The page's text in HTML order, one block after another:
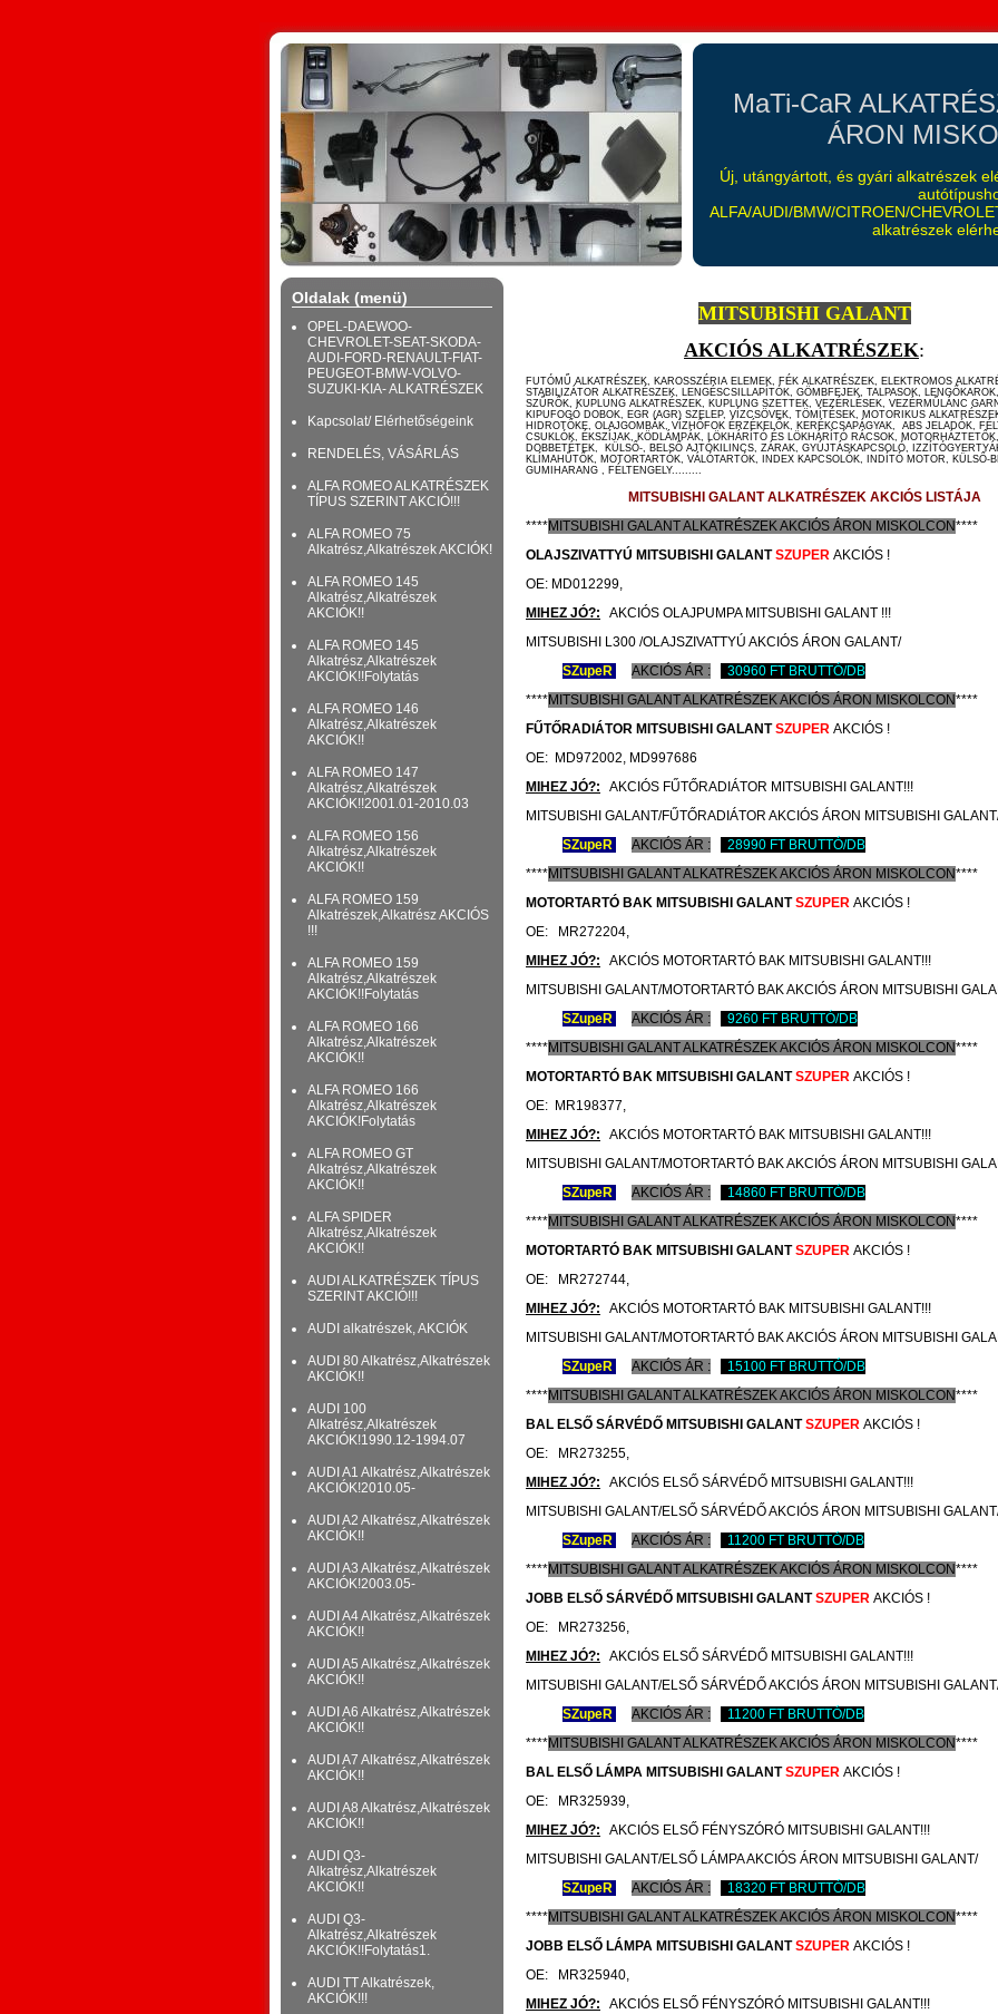
MaTi-CaR
ÁRON
Új, utángyártott, és gyári alkatrészek
ALFA/AUDI/BMW/CITROEN/
alkatrészek
Oldalak (menü)
OPEL-DAEWOO-
CHEVROLET-SEAT-SKODA-
AUDI-FORD-RENAULT-FIAT-
PEUGEOT-BMW-VOLVO-
SUZUKI-KIA- ALKATRÉSZEK
Kapcsolat/ Elérhetőségeink
RENDELÉS, VÁSÁRLÁS
ALFA ROMEO ALKATRÉSZEK
TÍPUS SZERINT AKCIÓ!!!
ALFA ROMEO 75
Alkatrész,Alkatrészek AKCIÓK!
ALFA ROMEO 145
Alkatrész,Alkatrészek
AKCIÓK!!
ALFA ROMEO 145
Alkatrész,Alkatrészek
AKCIÓK!!Folytatás
ALFA ROMEO 146
Alkatrész,Alkatrészek
AKCIÓK!!
ALFA ROMEO 147
Alkatrész,Alkatrészek
AKCIÓK!!2001.01-2010.03
ALFA ROMEO 156
Alkatrész,Alkatrészek
AKCIÓK!!
ALFA ROMEO 159
Alkatrészek,Alkatrész AKCIÓS
!!!
ALFA ROMEO 159
Alkatrész,Alkatrészek
AKCIÓK!!Folytatás
ALFA ROMEO 166
Alkatrész,Alkatrészek
AKCIÓK!!
ALFA ROMEO 166
Alkatrész,Alkatrészek
AKCIÓK!Folytatás
ALFA ROMEO GT
Alkatrész,Alkatrészek
AKCIÓK!!
ALFA SPIDER
Alkatrész,Alkatrészek
AKCIÓK!!
AUDI ALKATRÉSZEK TÍPUS
SZERINT AKCIÓ!!!
AUDI alkatrészek, AKCIÓK
AUDI 80 Alkatrész,Alkatrészek
AKCIÓK!!
AUDI 100
Alkatrész,Alkatrészek
AKCIÓK!1990.12-1994.07
AUDI A1 Alkatrész,Alkatrészek
AKCIÓK!2010.05-
AUDI A2 Alkatrész,Alkatrészek
AKCIÓK!!
AUDI A3 Alkatrész,Alkatrészek
AKCIÓK!2003.05-
AUDI A4 Alkatrész,Alkatrészek
AKCIÓK!!
AUDI A5 Alkatrész,Alkatrészek
AKCIÓK!!
AUDI A6 Alkatrész,Alkatrészek
AKCIÓK!!
AUDI A7 Alkatrész,Alkatrészek
AKCIÓK!!
AUDI A8 Alkatrész,Alkatrészek
AKCIÓK!!
AUDI Q3-
Alkatrész,Alkatrészek
AKCIÓK!!
AUDI Q3-
Alkatrész,Alkatrészek
AKCIÓK!!Folytatás1.
AUDI TT Alkatrészek,
AKCIÓK!!!
MITSUBISHI GALANT
AKCIÓS ALKATRÉSZEK:
FUTÓMŰ ALKATRÉSZEK, KAROSSZÉRIA ELEMEK, FÉK ALKATRÉSZEK, ELEKTROMOS
STABILIZÁTOR ALKATRÉSZEK, LENGÉSCSILLAPÍTÓK, GÖMBFEJEK, TALPASOK,
SZŰRŐK, KUPLUNG ALKATRÉSZEK, KUPLUNG SZETTEK, VEZÉRLÉSEK, VEZÉRMŰLÁNC
KIPUFOGÓ DOBOK, EGR (AGR) SZELEP, VÍZCSÖVEK, TÖMÍTÉSEK, MOTORIKUS
HIDROTŐKE, OLAJGOMBÁK, VÍZHŐFOK ÉRZÉKELŐK, KERÉKCSAPÁGYAK, ABS JELADÓK,
CSUKLÓK, ÉKSZÍJAK, KÖDLÁMPÁK, LÖKHÁRÍTÓ ÉS LÖKHÁRÍTÓ RÁCSOK,
DOBBETÉTEK, KÜLSŐ-, BELSŐ AJTÓKILINCS, ZÁRAK, GYÚJTÁSKAPCSOLÓ,
KLÍMAHŰTŐK, MOTORTARTÓK, VÁLÓTARTÓK, INDEX KAPCSOLÓK, INDÍTÓ MOTOR, KÜLSŐ-
GUMIHARANG , FÉLTENGELY.........
MITSUBISHI GALANT ALKATRÉSZEK AKCIÓS LISTÁJA
****MITSUBISHI GALANT ALKATRÉSZEKAKCIÓS ÁRON MISKOLCON****
OLAJSZIVATTYÚ MITSUBISHI GALANTSZUPER AKCIÓS !
OE: MD012299,
MIHEZ JÓ?: AKCIÓS OLAJPUMPA MITSUBISHI GALANT !!!
MITSUBISHI L300 /OLAJSZIVATTYÚ AKCIÓS ÁRON GALANT/
SZupeR AKCIÓS ÁR :
30960 FT BRUTTÓ/DB
****MITSUBISHI GALANT ALKATRÉSZEKAKCIÓS ÁRON MISKOLCON****
FŰTŐRADIÁTOR MITSUBISHI GALANTSZUPER AKCIÓS !
OE: MD972002, MD997686
MIHEZ JÓ?: AKCIÓS FŰTŐRADIÁTOR MITSUBISHI GALANT!!!
MITSUBISHI GALANT/FŰTŐRADIÁTOR AKCIÓS ÁRON MITSUBISHI
SZupeR AKCIÓS ÁR :
28990 FT BRUTTÓ/DB
****MITSUBISHI GALANT ALKATRÉSZEKAKCIÓS ÁRON MISKOLCON****
MOTORTARTÓ BAK MITSUBISHI GALANTSZUPER AKCIÓS !
OE: MR272204,
MIHEZ JÓ?: AKCIÓS MOTORTARTÓ BAK MITSUBISHI GALANT!!!
MITSUBISHI GALANT/MOTORTARTÓ BAK AKCIÓS ÁRON MITSUBISHI
SZupeR AKCIÓS ÁR :
9260 FT BRUTTÓ/DB
****MITSUBISHI GALANT ALKATRÉSZEKAKCIÓS ÁRON MISKOLCON****
MOTORTARTÓ BAK MITSUBISHI GALANTSZUPER AKCIÓS !
OE: MR198377,
MIHEZ JÓ?: AKCIÓS MOTORTARTÓ BAK MITSUBISHI GALANT!!!
MITSUBISHI GALANT/MOTORTARTÓ BAK AKCIÓS ÁRON MITSUBISHI
SZupeR AKCIÓS ÁR :
14860 FT BRUTTÓ/DB
****MITSUBISHI GALANT ALKATRÉSZEKAKCIÓS ÁRON MISKOLCON****
MOTORTARTÓ BAK MITSUBISHI GALANTSZUPER AKCIÓS !
OE: MR272744,
MIHEZ JÓ?: AKCIÓS MOTORTARTÓ BAK MITSUBISHI GALANT!!!
MITSUBISHI GALANT/MOTORTARTÓ BAK AKCIÓS ÁRON MITSUBISHI
SZupeR AKCIÓS ÁR :
15100 FT BRUTTÓ/DB
****MITSUBISHI GALANT ALKATRÉSZEKAKCIÓS ÁRON MISKOLCON****
BAL ELSŐ SÁRVÉDŐ MITSUBISHI GALANTSZUPER AKCIÓS !
OE: MR273255,
MIHEZ JÓ?: AKCIÓS ELSŐ SÁRVÉDŐ MITSUBISHI GALANT!!!
MITSUBISHI GALANT/ELSŐ SÁRVÉDŐ AKCIÓS ÁRON MITSUBISHI
SZupeR AKCIÓS ÁR :
11200 FT BRUTTÓ/DB
****MITSUBISHI GALANT ALKATRÉSZEKAKCIÓS ÁRON MISKOLCON****
JOBB ELSŐ SÁRVÉDŐ MITSUBISHI GALANTSZUPER AKCIÓS !
OE: MR273256,
MIHEZ JÓ?: AKCIÓS ELSŐ SÁRVÉDŐ MITSUBISHI GALANT!!!
MITSUBISHI GALANT/ELSŐ SÁRVÉDŐ AKCIÓS ÁRON MITSUBISHI
SZupeR AKCIÓS ÁR :
11200 FT BRUTTÓ/DB
****MITSUBISHI GALANT ALKATRÉSZEKAKCIÓS ÁRON MISKOLCON****
BAL ELSŐ LÁMPA MITSUBISHI GALANTSZUPER AKCIÓS !
OE: MR325939,
MIHEZ JÓ?: AKCIÓS ELSŐ FÉNYSZÓRÓ MITSUBISHI GALANT!!!
MITSUBISHI GALANT/ELSŐ LÁMPA AKCIÓS ÁRON MITSUBISHI GALANT/
SZupeR AKCIÓS ÁR :
18320 FT BRUTTÓ/DB
****MITSUBISHI GALANT ALKATRÉSZEKAKCIÓS ÁRON MISKOLCON****
JOBB ELSŐ LÁMPA MITSUBISHI GALANTSZUPER AKCIÓS !
OE: MR325940,
MIHEZ JÓ?: AKCIÓS ELSŐ FÉNYSZÓRÓ MITSUBISHI GALANT!!!